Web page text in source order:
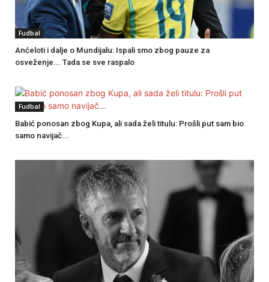
Fudbal
Anćeloti i dalje o Mundijalu: Ispali smo zbog pauze za
osveženje... Tada se sve raspalo
Fudbal
Babić ponosan zbog Kupa, ali sada želi titulu: Prošli put sam bio
samo navijač...